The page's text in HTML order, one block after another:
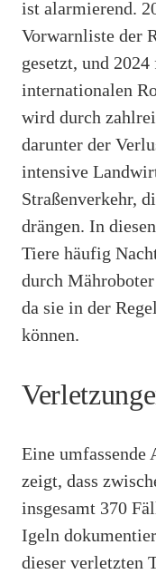
ist alarmierend.
Vorwarnliste der
gesetzt, und
internationalen
wird durch
darunter der
intensive
Straßenverkehr,
drängen. In
Tiere häufig
durch
da sie in der
können.
Eine
zeigt, dass
insgesamt 370
Igeln
dieser verletzten